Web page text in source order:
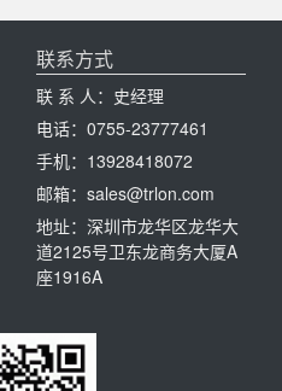
联系方式
联 系 人：史经理
电话：0755-23777461
手机：13928418072
邮箱：sales@trlon.com
地址：深圳市龙华区龙华大
道2125号卫东龙商务大厦A
座1916A